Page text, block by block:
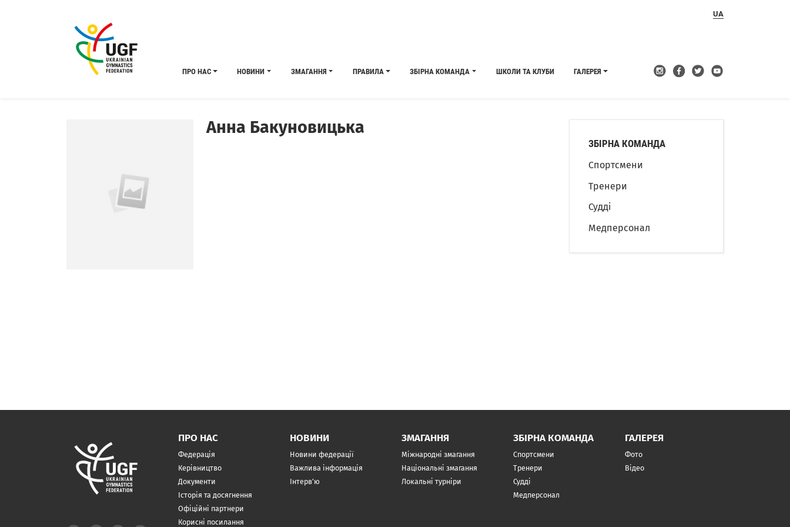
ПРО НАС НОВИНИ ЗМАГАННЯ ПРАВИЛА ЗБІРНА КОМАНДА ШКОЛИ ТА КЛУБИ ГАЛЕРЕЯ
UA
Анна Бакуновицька
ЗБІРНА КОМАНДА
Спортсмени
Тренери
Судді
Медперсонал
ПРО НАС
Федерація
Керівництво
Документи
Історія та досягнення
Офіційні партнери
Корисні посилання
НОВИНИ
Новини федерації
Важлива інформація
Інтерв’ю
ЗМАГАННЯ
Міжнародні змагання
Національні змагання
Локальні турніри
ЗБІРНА КОМАНДА
Спортсмени
Тренери
Судді
Медперсонал
ГАЛЕРЕЯ
Фото
Відео